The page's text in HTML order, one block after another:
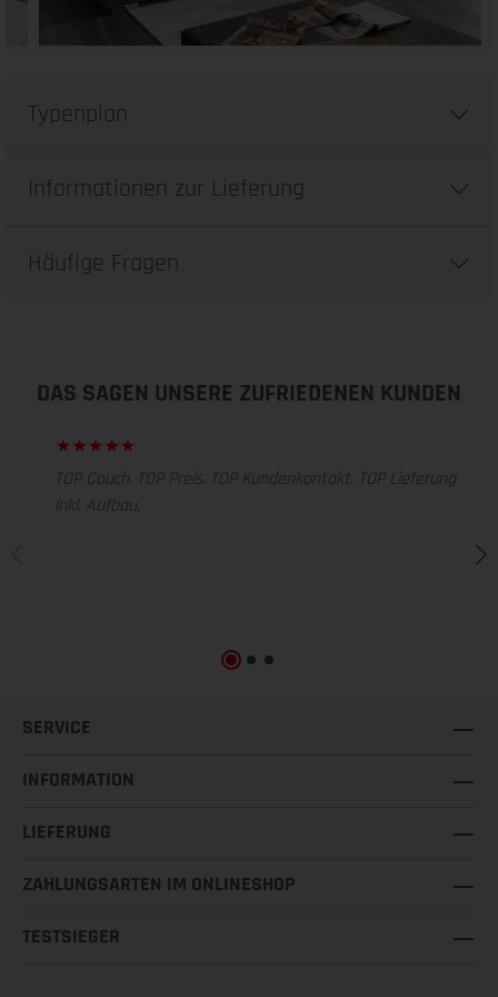
Typenplan
Informationen zur Lieferung
Häufige Fragen
DAS SAGEN UNSERE ZUFRIEDENEN KUNDEN
TOP Couch. TOP Preis. TOP Kundenkontakt. TOP Lieferung
inkl. Aufbau.
SERVICE
INFORMATION
LIEFERUNG
ZAHLUNGSARTEN IM ONLINESHOP
TESTSIEGER